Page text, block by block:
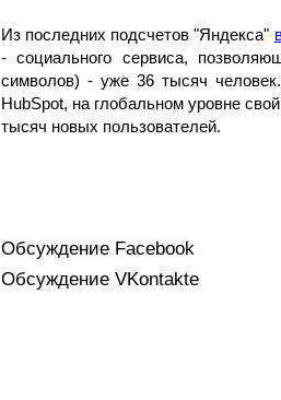
Из последних подсчетов "Яндекса"
- социального сервиса,
символов) - уже 36 тысяч
HubSpot, на глобальном уровне
тысяч новых пользователей.
Обсуждение Facebook
Обсуждение VKontakte